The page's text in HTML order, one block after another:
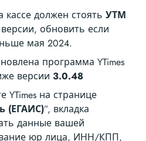
должен стоять УТМ
обновить если
мая 2024.
программа YTimes
версии 3.0.48
YTimes на странице
(ЕГАИС)”, вкладка
данные вашей
юр лица, ИНН/КПП,